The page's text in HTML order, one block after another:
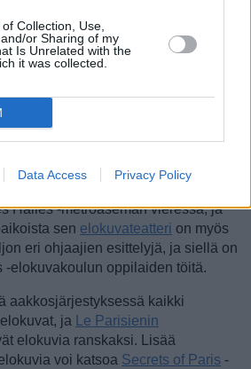
Collection, Use,
or Sharing of my
Is Unrelated with the
it was collected.
Data Access Privacy Policy
Sorbonnen yliopiston vieressä
kartalla] on kenties kuuluisin
elokuvateattereista. Siellä on jo
ranskalaisten ohjaajien ensi-iltoja,
mennä katsomaan kaikkialta
Halles -metroaseman vieressä, ja
sen elokuvateatteri on myös
eri ohjaajien esittelyjä, ja siellä on
-elokuvakoulun oppilaiden töitä.
aakkosjärjestyksessä kaikki
ja
Le Parisienin
elokuvia ranskaksi. Lisää
voi katsoa Secrets of Paris -